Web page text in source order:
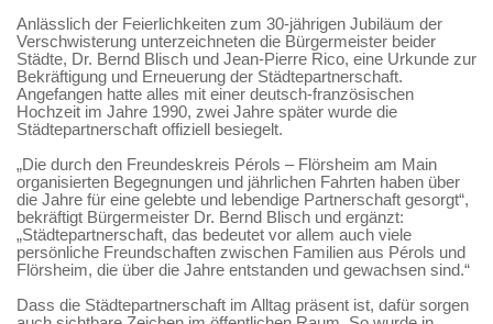
Anlässlich der Feierlichkeiten zum 30-jährigen Jubiläum der
Verschwisterung unterzeichneten die Bürgermeister beider
Städte, Dr. Bernd Blisch und Jean-Pierre Rico, eine Urkunde zur
Bekräftigung und Erneuerung der Städtepartnerschaft.
Angefangen hatte alles mit einer deutsch-französischen
Hochzeit im Jahre 1990, zwei Jahre später wurde die
Städtepartnerschaft offiziell besiegelt.
„Die durch den Freundeskreis Pérols – Flörsheim am Main
organisierten Begegnungen und jährlichen Fahrten haben über
die Jahre für eine gelebte und lebendige Partnerschaft gesorgt“,
bekräftigt Bürgermeister Dr. Bernd Blisch und ergänzt:
„Städtepartnerschaft, das bedeutet vor allem auch viele
persönliche Freundschaften zwischen Familien aus Pérols und
Flörsheim, die über die Jahre entstanden und gewachsen sind.“
Dass die Städtepartnerschaft im Alltag präsent ist, dafür sorgen